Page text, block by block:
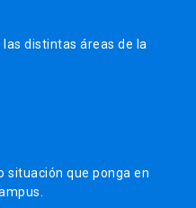
distintas áreas de la
situación que ponga en